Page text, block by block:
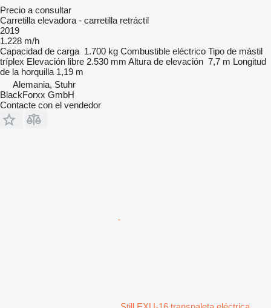
Precio a consultar
Carretilla elevadora - carretilla retráctil
2019
1.228 m/h
Capacidad de carga 1.700 kg Combustible eléctrico Tipo de mástil
tríplex Elevación libre 2.530 mm Altura de elevación 7,7 m Longitud
de la horquilla 1,19 m
Alemania, Stuhr
BlackForxx GmbH
Contacte con el vendedor